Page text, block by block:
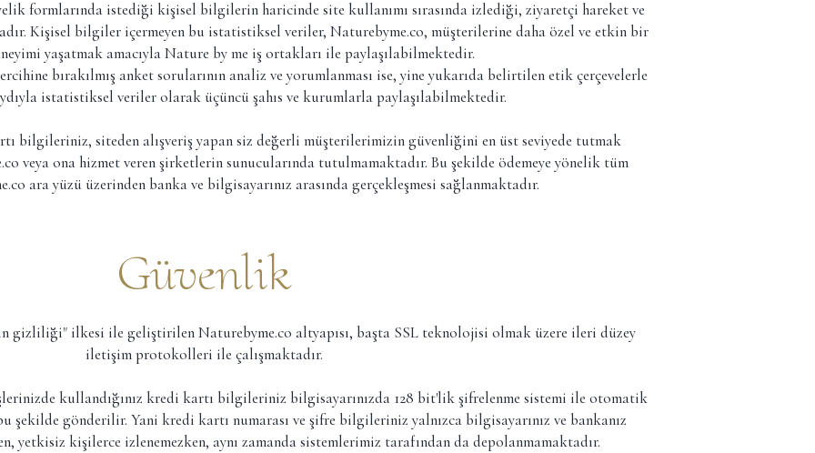
formlarında istediği kişisel bilgilerin haricinde site kullanımı sırasında izlediği, ziyaretçi hareket ve
Kişisel bilgiler içermeyen bu istatistiksel veriler, Naturebyme.co, müşterilerine daha özel ve etkin bir
yaşatmak amacıyla Nature by me iş ortakları ile paylaşılabilmektedir.
bırakılmış anket sorularının analiz ve yorumlanması ise, yine yukarıda belirtilen etik çerçevelerle
istatistiksel veriler olarak üçüncü şahıs ve kurumlarla paylaşılabilmektedir.
bilgileriniz, siteden alışveriş yapan siz değerli müşterilerimizin güvenliğini en üst seviyede tutmak
veya ona hizmet veren şirketlerin sunucularında tutulmamaktadır. Bu şekilde ödemeye yönelik tüm
ara yüzü üzerinden banka ve bilgisayarınız arasında gerçekleşmesi sağlanmaktadır.
Güvenlik
gizliliği" ilkesi ile geliştirilen Naturebyme.co altyapısı, başta SSL teknolojisi olmak üzere ileri düzey
iletişim protokolleri ile çalışmaktadır.
kullandığınız kredi kartı bilgileriniz bilgisayarınızda 128 bit'lik şifrelenme sistemi ile otomatik
şekilde gönderilir. Yani kredi kartı numarası ve şifre bilgileriniz yalnızca bilgisayarınız ve bankanız
yetkisiz kişilerce izlenemezken, aynı zamanda sistemlerimiz tarafından da depolanmamaktadır.